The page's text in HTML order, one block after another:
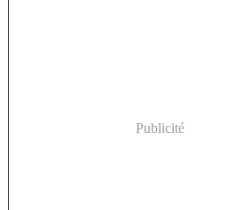
Publicité